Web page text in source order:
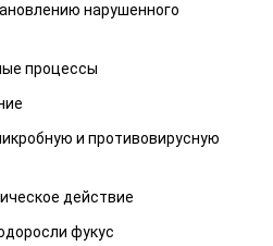
нарушенного
процессы
и противовирусную
действие
фукус